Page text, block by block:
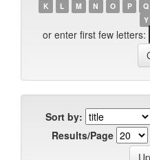
K
L M N O P Q
Y
or enter first few letters:
Sort by:
Results/Page